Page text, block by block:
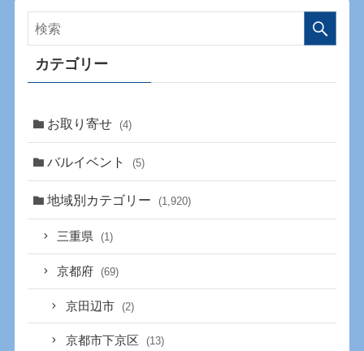
カテゴリー
お取り寄せ (4)
バルイベント (5)
地域別カテゴリー (1,920)
三重県 (1)
京都府 (69)
京田辺市 (2)
京都市下京区 (13)